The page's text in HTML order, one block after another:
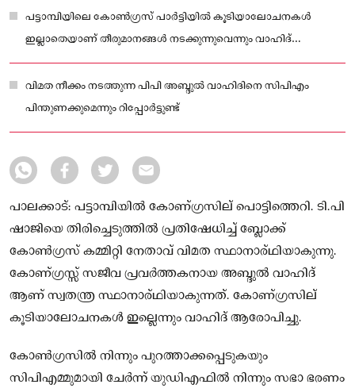
പട്ടാമ്പിയിലെ കോൺഗ്രസ് പാർട്ടിയിൽ കൂടിയാലോചനകൾ
ഇല്ലാതെയാണ് തീരുമാനങ്ങൾ നടക്കുന്നുവെന്നും വാഹിദ്
ആരോപിച്ചു.
വിമത നീക്കം നടത്തുന്ന പിപി അബ്ദുൽ വാഹിദിനെ സിപിഎം
പിന്തുണക്കുമെന്നും റിപ്പോർട്ടുണ്ട്
പാലക്കാട്: പട്ടാമ്പിയിൽ കോണ്ഗ്രസില് പൊട്ടിത്തെറി. ടി.പി
ഷാജിയെ തിരിച്ചെടുത്തിൽ പ്രതിഷേധിച്ച് ബ്ലോക്ക്
കോൺഗ്രസ് കമ്മിറ്റി നേതാവ് വിമത സ്ഥാനാര്ഥിയാകുന്നു.
കോണ്ഗ്രസ്സ് സജീവ പ്രവർത്തകനായ അബ്ദുൽ വാഹിദ്
ആണ് സ്വതന്ത്ര സ്ഥാനാര്ഥിയാകുന്നത്. കോണ്ഗ്രസില്
കൂടിയാലോചനകൾ ഇല്ലെന്നും വാഹിദ് ആരോപിച്ചു.
കോൺഗ്രസിൽ നിന്നും പുറത്താക്കപ്പെടുകയും
സിപിഎമ്മുമായി ചേർന്ന് യുഡിഎഫിൽ നിന്നും സഭാ ഭരണം